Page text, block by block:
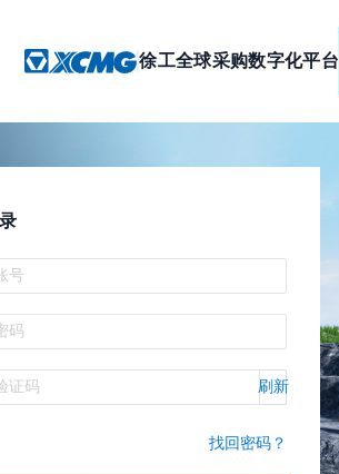
徐工全球采购数字化平台
刷新
找回密码？